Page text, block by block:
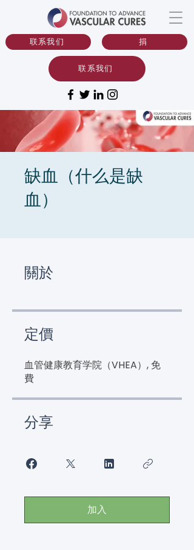
捐
联系我们
联系我们
缺血（什么是缺
血）
關於
定價
血管健康教育学院（VHEA）, 免
費
分享
加入